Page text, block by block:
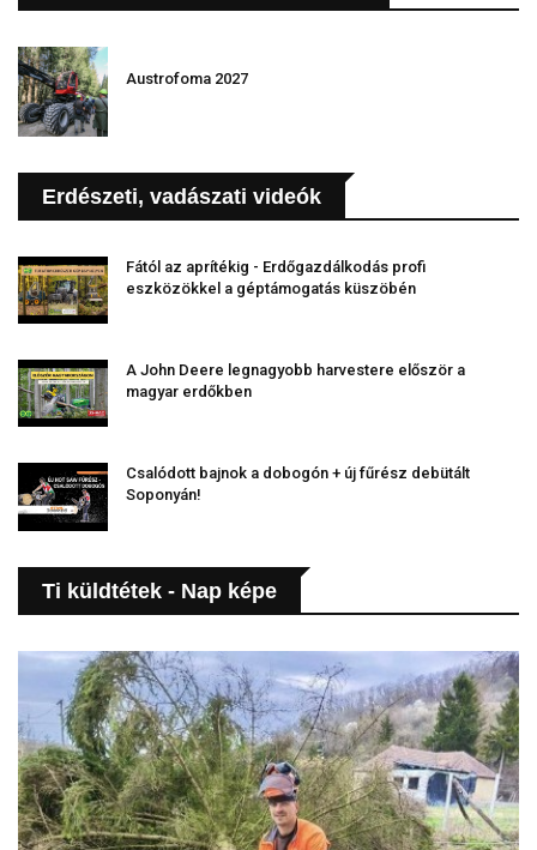
Austrofoma 2027
Erdészeti, vadászati videók
Fától az aprítékig - Erdőgazdálkodás profi
eszközökkel a géptámogatás küszöbén
A John Deere legnagyobb harvestere először a
magyar erdőkben
Csalódott bajnok a dobogón + új fűrész debütált
Soponyán!
Ti küldtétek - Nap képe